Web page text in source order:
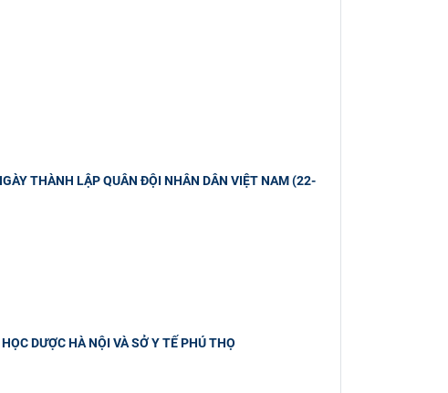
THÀNH LẬP QUÂN ĐỘI NHÂN DÂN VIỆT NAM (22-
DƯỢC HÀ NỘI VÀ SỞ Y TẾ PHÚ THỌ